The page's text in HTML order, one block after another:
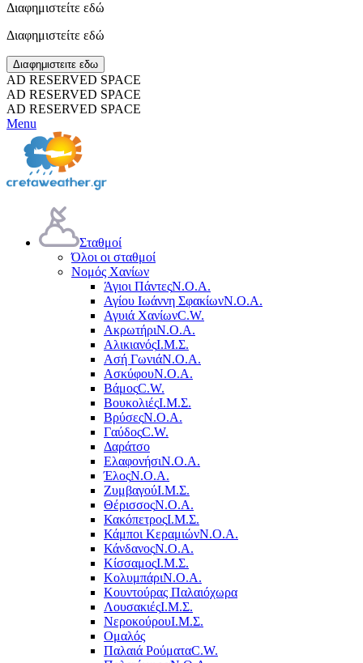
Διαφημιστείτε εδώ
Διαφημιστείτε εδώ
Διαφημιστειτε εδω
AD RESERVED SPACE
AD RESERVED SPACE
AD RESERVED SPACE
Menu
Σταθμοί
Όλοι οι σταθμοί
Νομός Χανίων
Άγιοι ΠάντεςΝ.Ο.Α.
Αγίου Ιωάννη ΣφακίωνΝ.Ο.Α.
Αγυιά ΧανίωνC.W.
ΑκρωτήριΝ.Ο.Α.
ΑλικιανόςΙ.Μ.Σ.
Ασή ΓωνιάΝ.Ο.Α.
ΑσκύφουΝ.Ο.Α.
ΒάμοςC.W.
ΒουκολιέςΙ.Μ.Σ.
ΒρύσεςΝ.Ο.Α.
ΓαύδοςC.W.
Δαράτσο
ΕλαφονήσιΝ.Ο.Α.
ΈλοςΝ.Ο.Α.
ΖυμβαγούΙ.Μ.Σ.
ΘέρισσοςΝ.Ο.Α.
ΚακόπετροςΙ.Μ.Σ.
Κάμποι ΚεραμιώνΝ.Ο.Α.
ΚάνδανοςΝ.Ο.Α.
ΚίσσαμοςΙ.Μ.Σ.
ΚολυμπάριΝ.Ο.Α.
Κουντούρας Παλαιόχωρα
ΛουσακιέςΙ.Μ.Σ.
ΝεροκούρουΙ.Μ.Σ.
Ομαλός
Παλαιά ΡούματαC.W.